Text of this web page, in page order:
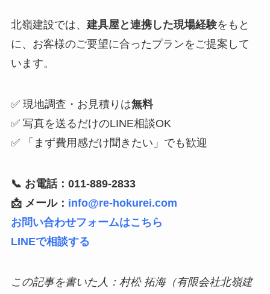
北嶺建設では、 建具屋と連携した現場経験をもと
に、お客様のご要望に合ったプランをご提案して
います。
✅ 現地調査・お見積りは無料
✅ 写真を送るだけのLINE相談OK
✅ 「まず費用感だけ聞きたい」でも歓迎
📞 お電話：011-889-2833
📩 メール： info@re-hokurei.com
お問い合わせフォームはこちら
LINEで相談する
この記事を書いた人：村松 拓海（有限会社北嶺建